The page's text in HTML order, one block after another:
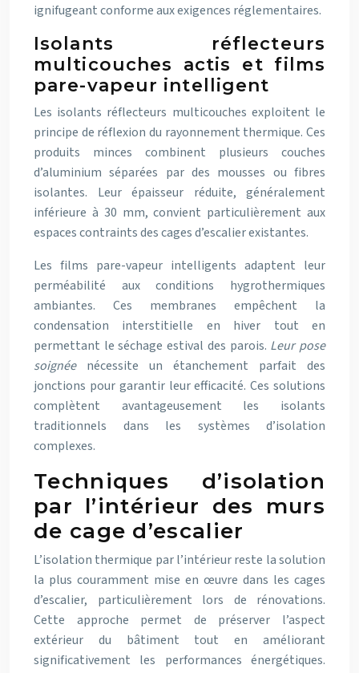
ignifugeant conforme aux exigences réglementaires.
Isolants réflecteurs
multicouches actis et films
pare-vapeur intelligent
Les isolants réflecteurs multicouches exploitent le
principe de réflexion du rayonnement thermique. Ces
produits minces combinent plusieurs couches
d’aluminium séparées par des mousses ou fibres
isolantes. Leur épaisseur réduite, généralement
inférieure à 30 mm, convient particulièrement aux
espaces contraints des cages d’escalier existantes.
Les films pare-vapeur intelligents adaptent leur
perméabilité aux conditions hygrothermiques
ambiantes. Ces membranes empêchent la
condensation interstitielle en hiver tout en
permettant le séchage estival des parois. Leur pose
soignée nécessite un étanchement parfait des
jonctions pour garantir leur efficacité. Ces solutions
complètent avantageusement les isolants
traditionnels dans les systèmes d’isolation
complexes.
Techniques d’isolation
par l’intérieur des murs
de cage d’escalier
L’isolation thermique par l’intérieur reste la solution
la plus couramment mise en œuvre dans les cages
d’escalier, particulièrement lors de rénovations.
Cette approche permet de préserver l’aspect
extérieur du bâtiment tout en améliorant
significativement les performances énergétiques.